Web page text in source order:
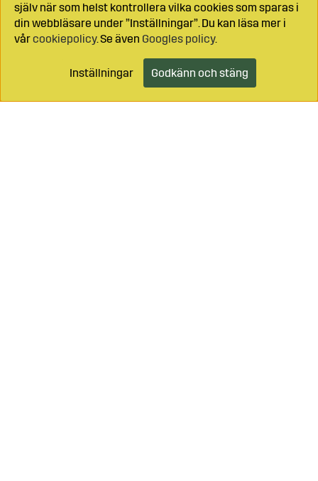
Lägg i kundvagnen
själv när som helst kontrollera vilka cookies som sparas i
din webbläsare under ”Inställningar”. Du kan läsa mer i
vårcookiepolicy. Se även Googles policy.
Inställningar Godkänn och stäng